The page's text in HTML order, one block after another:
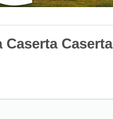
Caserta Caserta